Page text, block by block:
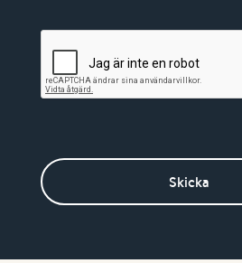
Skicka